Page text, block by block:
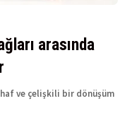
arasında
ve çelişkili bir dönüşüm